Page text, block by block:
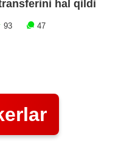
hal qildi
93 47